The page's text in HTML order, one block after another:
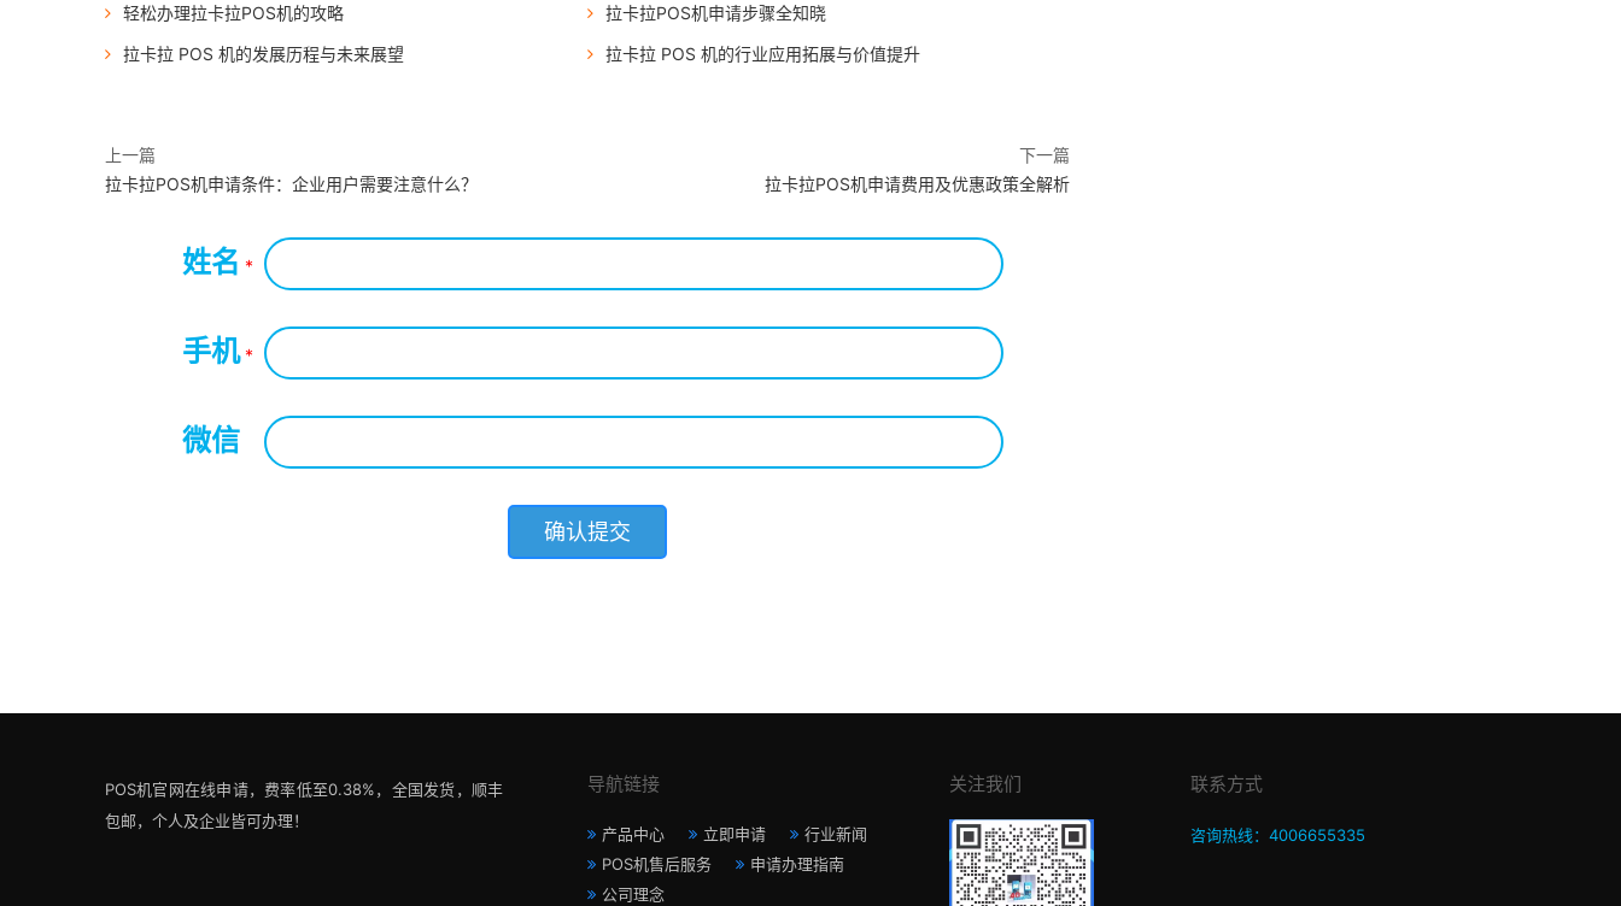
轻松办理拉卡拉POS机的攻略
拉卡拉POS机申请步骤全知晓
拉卡拉 POS 机的发展历程与未来展望
拉卡拉 POS 机的行业应用拓展与价值提升
上一篇
拉卡拉POS机申请条件：企业用户需要注意什么？
下一篇
拉卡拉POS机申请费用及优惠政策全解析
姓名 *
手机*
微信
POS机官网在线申请，费率低至0.38%，全国发货，顺丰
包邮，个人及企业皆可办理！
导航链接
产品中心 立即申请
行业新闻
POS机售后服务
申请办理指南
公司理念
关注我们 联系方式
咨询热线：4006655335